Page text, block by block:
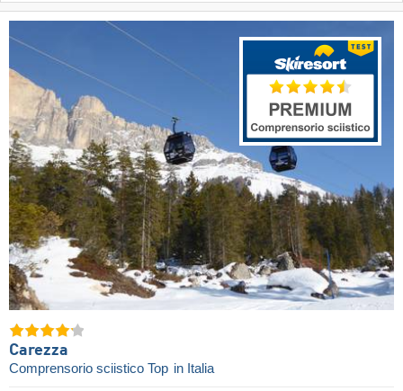
Carezza
Comprensorio sciistico Top in Italia